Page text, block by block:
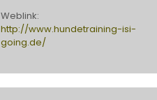
Weblink:
http://www.hundetraining-isi-
going.de/